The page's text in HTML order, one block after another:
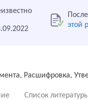
этой
Список